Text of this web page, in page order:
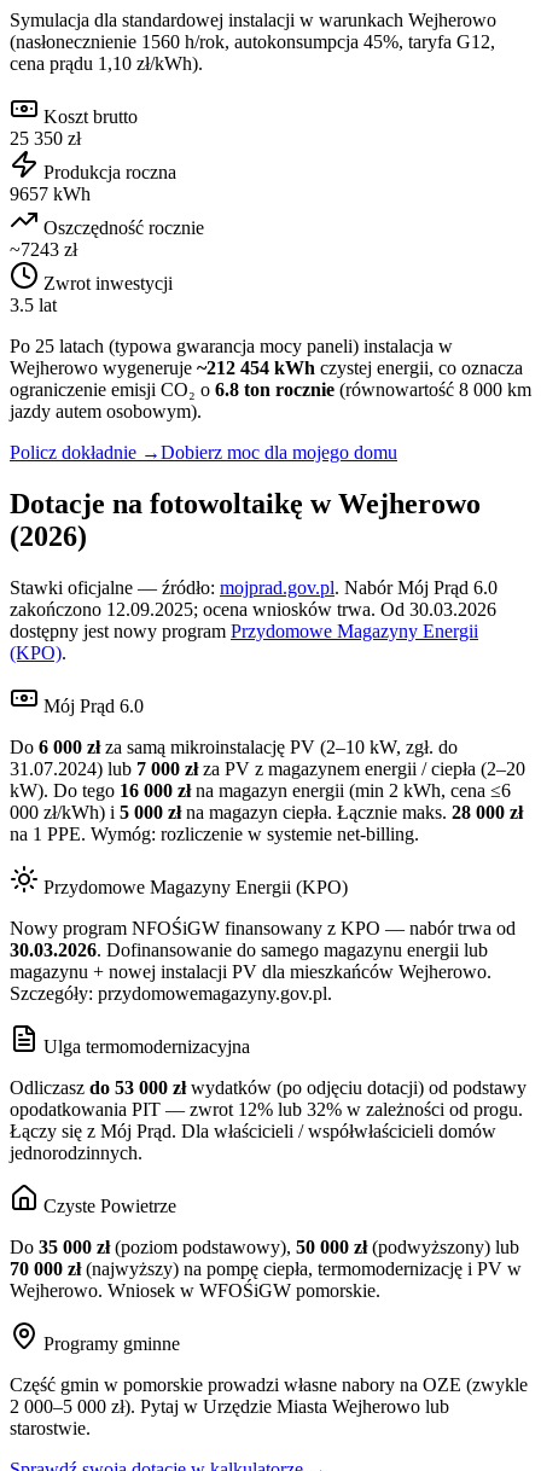
Symulacja dla standardowej instalacji w warunkach Wejherowo
(nasłonecznienie 1560 h/rok, autokonsumpcja 45%, taryfa G12,
cena prądu 1,10 zł/kWh).
Koszt brutto
25 350 zł
Produkcja roczna
9657 kWh
Oszczędność rocznie
~7243 zł
Zwrot inwestycji
3.5 lat
Po 25 latach (typowa gwarancja mocy paneli) instalacja w
Wejherowo wygeneruje ~212 454 kWh czystej energii, co oznacza
ograniczenie emisji CO₂ o 6.8 ton rocznie (równowartość 8 000 km
jazdy autem osobowym).
Policz dokładnie →Dobierz moc dla mojego domu
Dotacje na fotowoltaikę wWejherowo
(2026)
Stawki oficjalne — źródło: mojprad.gov.pl. Nabór Mój Prąd 6.0
zakończono 12.09.2025; ocena wniosków trwa. Od 30.03.2026
dostępny jest nowy program Przydomowe Magazyny Energii
(KPO).
Mój Prąd 6.0
Do 6 000 złza samą mikroinstalację PV (2–10 kW, zgł. do
31.07.2024) lub 7 000 złza PV z magazynem energii / ciepła (2–20
kW). Do tego 16 000 złna magazyn energii (min 2 kWh, cena ≤6
000 zł/kWh) i 5 000 złna magazyn ciepła. Łącznie maks. 28 000 zł
na 1 PPE. Wymóg: rozliczenie w systemie net-billing.
Przydomowe Magazyny Energii (KPO)
Nowy program NFOŚiGW finansowany z KPO — nabór trwa od
30.03.2026. Dofinansowanie do samego magazynu energii lub
magazynu + nowej instalacji PV dla mieszkańców Wejherowo.
Szczegóły: przydomowemagazyny.gov.pl.
Ulga termomodernizacyjna
Odliczasz do 53 000 złwydatków (po odjęciu dotacji) od podstawy
opodatkowania PIT — zwrot 12% lub 32% w zależności od progu.
Łączy się z Mój Prąd. Dla właścicieli / współwłaścicieli domów
jednorodzinnych.
Czyste Powietrze
Do 35 000 zł(poziom podstawowy), 50 000 zł(podwyższony) lub
70 000 zł(najwyższy) na pompę ciepła, termomodernizację i PV w
Wejherowo. Wniosek w WFOŚiGW pomorskie.
Programy gminne
Część gmin w pomorskie prowadzi własne nabory na OZE (zwykle
2 000–5 000 zł). Pytaj w Urzędzie Miasta Wejherowo lub
starostwie.